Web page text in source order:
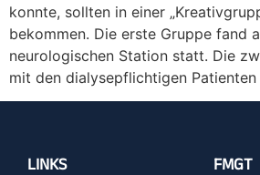
konnte, sollten in einer
bekommen. Die erste Gruppe fand
neurologischen Station statt. Die
mit den dialysepflichtigen
LINKS FMGT